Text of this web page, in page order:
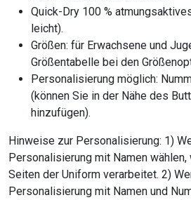
Quick-Dry 100 %
leicht).
Größen: für Erwachsene und
Größentabelle bei den
Personalisierung möglich:
(können Sie in der Nähe des
hinzufügen).
Hinweise zur Personalisierung: 1)
Personalisierung mit Namen
Seiten der Uniform verarbeitet. 2)
Personalisierung mit Namen und